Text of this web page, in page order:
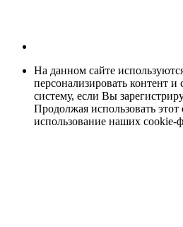
На данном сайте
персонализировать контент
систему, если Вы
Продолжая использовать
использование наших cookie-